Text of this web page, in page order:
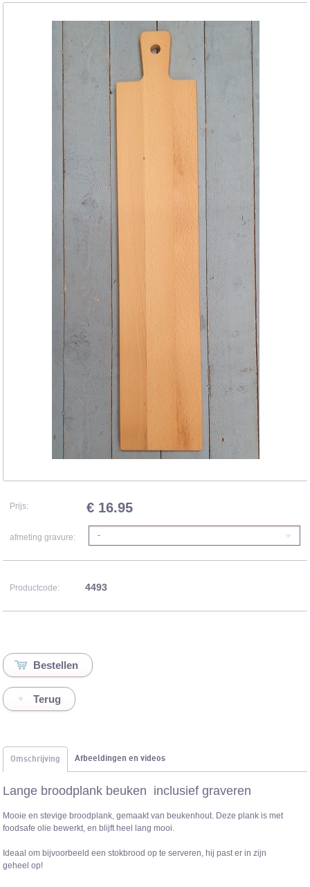
Prijs: € 16.95
afmeting gravure: -
Productcode: 4493
Terug
Omschrijving Afbeeldingen en videos
Lange broodplank beuken inclusief graveren
Mooie en stevige broodplank, gemaakt van beukenhout. Deze plank is met
foodsafe olie bewerkt, en blijft heel lang mooi.
Ideaal om bijvoorbeeld een stokbrood op te serveren, hij past er in zijn
geheel op!